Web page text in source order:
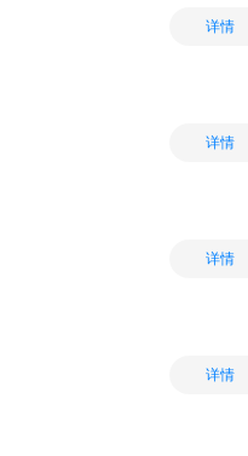
详情
详情
详情
详情